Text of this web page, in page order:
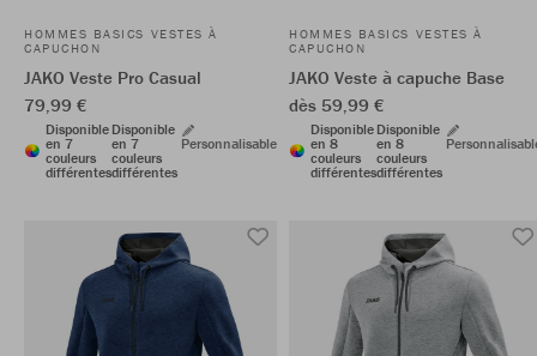
HOMMES BASICS VESTES À
CAPUCHON
JAKO Veste Pro Casual
79,99 €
Disponible
en 7
couleurs
différentes
Disponible
en 7
couleurs
différentes
Personnalisable
HOMMES BASICS VESTES À
CAPUCHON
JAKO Veste à capuche Base
dès 59,99 €
Disponible
en 8
couleurs
différentes
Disponible
en 8
couleurs
différentes